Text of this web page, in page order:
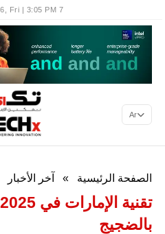
7 August 2026, Fri | 3:05 PM
Ar
الصفحة الرئيسية » آخر الأخبار
بالضجيج